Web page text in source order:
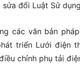
sửa đổi Luật Sử
các văn bản
triển Lưới điện
chỉnh phụ tải